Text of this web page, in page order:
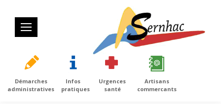
Démarches
administratives
Infos
pratiques
Urgences
santé
Artisans
commercants